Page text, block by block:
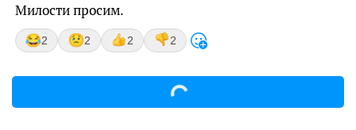
Милости просим.
2 2 2 2